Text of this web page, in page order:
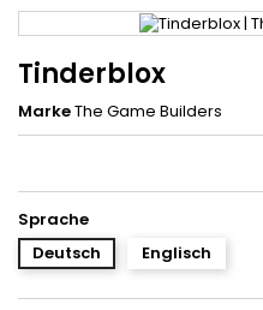
Tinderblox
MarkeThe Game Builders
Sprache
Deutsch
Englisch